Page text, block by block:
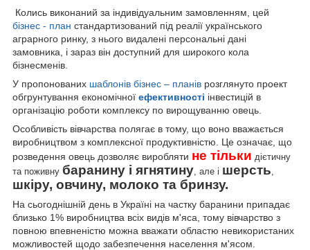
Колись виконаний за індивідуальним замовленням, цей
бізнес - план стандартизований під реалії українського
аграрного ринку, з нього видалені персональні дані
замовника, і зараз він доступний для широкого кола
бізнесменів.
У пропонованих шаблонів бізнес – планів розглянуто проект
обгрунтування економічної ефективності інвестицій в
організацію роботи комплексу по вирощуванню овець.
Особливість вівчарства полягає в тому, що воно вважається
виробництвом з комплексної продуктивністю. Це означає, що
розведення овець дозволяє виробляти не тільки дієтичну
та поживну баранину і ягнятину , але і шерсть
шкіру, овчину, молоко та бринзу.
На сьогоднішній день в Україні на частку баранини припадає
близько 1% виробництва всіх видів м'яса, тому вівчарство з
повною впевненістю можна вважати областю невикористаних
можливостей щодо забезпечення населення м'ясом.